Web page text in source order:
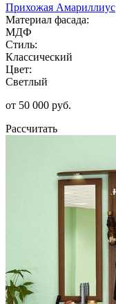
Прихожая Амариллиус
Материал фасада:
МДФ
Стиль:
Классический
Цвет:
Светлый
от 50 000 руб.
Рассчитать